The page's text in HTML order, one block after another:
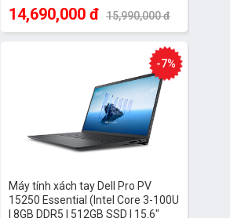
Gray
14,690,000 đ 15,990,000 đ
Máy tính xách tay Dell Pro PV
15250 Essential (Intel Core 3-100U
| 8GB DDR5 | 512GB SSD | 15.6"
-7%